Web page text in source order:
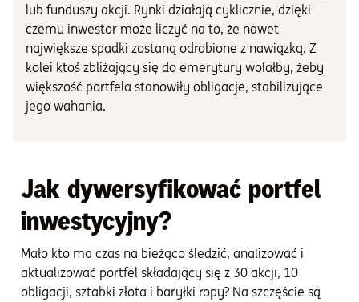
lub funduszy akcji. Rynki działają cyklicznie, dzięki
czemu inwestor może liczyć na to, że nawet
największe spadki zostaną odrobione z nawiązką. Z
kolei ktoś zbliżający się do emerytury wolałby, żeby
większość portfela stanowiły obligacje, stabilizujące
jego wahania.
Jak dywersyfikować portfel
inwestycyjny?
Mało kto ma czas na bieżąco śledzić, analizować i
aktualizować portfel składający się z 30 akcji, 10
obligacji, sztabki złota i baryłki ropy? Na szczęście są